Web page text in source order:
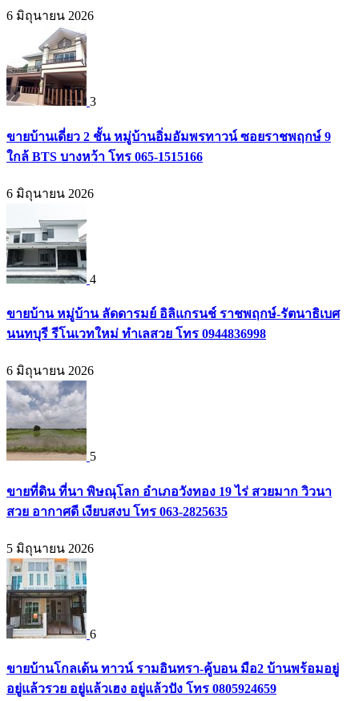
6 มิถุนายน 2026
3
ขายบ้านเดี่ยว 2 ชั้น หมู่บ้านอิ่มอัมพรทาวน์ ซอยราชพฤกษ์ 9
ใกล้ BTS บางหว้า โทร 065-1515166
6 มิถุนายน 2026
4
ขายบ้าน หมู่บ้าน ลัดดารมย์ อิลิแกรนช์ ราชพฤกษ์-รัตนาธิเบศ
นนทบุรี รีโนเวทใหม่ ทำเลสวย โทร 0944836998
6 มิถุนายน 2026
5
ขายที่ดิน ที่นา พิษณุโลก อำเภอวังทอง 19 ไร่ สวยมาก วิวนา
สวย อากาศดี เงียบสงบ โทร 063-2825635
5 มิถุนายน 2026
6
ขายบ้านโกลเด้น ทาวน์ รามอินทรา-คู้บอน มือ2 บ้านพร้อมอยู่
อยู่แล้วรวย อยู่แล้วเฮง อยู่แล้วปัง โทร 0805924659